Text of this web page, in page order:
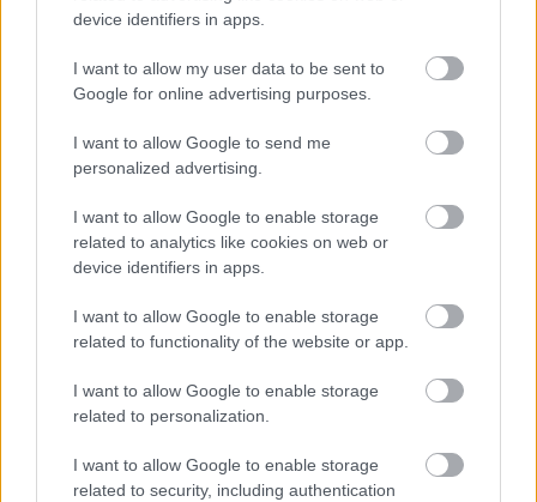
device identifiers in apps.
I want to allow my user data to be sent to
Google for online advertising purposes.
I want to allow Google to send me
personalized advertising.
I want to allow Google to enable storage
related to analytics like cookies on web or
device identifiers in apps.
I want to allow Google to enable storage
related to functionality of the website or app.
I want to allow Google to enable storage
related to personalization.
I want to allow Google to enable storage
related to security, including authentication
Med rätt verktyg och kunskap kan de navigera i
och framgång.
Tillbaka till startsidan
Produkterna